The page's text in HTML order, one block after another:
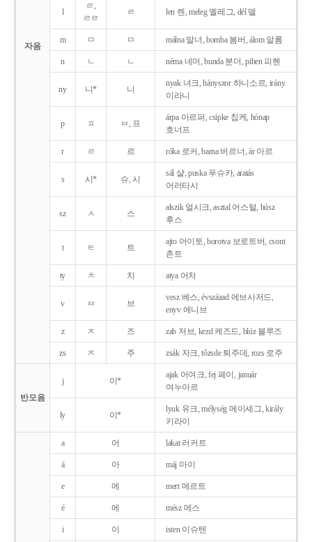
자음
l
ㄹ,
ㄹㄹ
ㄹ len 렌, meleg 멜레그, dél 델
m ㅁ ㅁ málna 말너, bomba 봄버, álom 알롬
n ㄴ ㄴ néma 네머, bunda 분더, pihen 피헨
ny 니* 니
nyak 녀크, hányszor 하니소르, irány
이라니
p ㅍ ㅂ, 프
árpa 아르퍼, csipke 칩케, hónap
호너프
r ㄹ 르 róka 로커, barna 버르너, ár 아르
s 시* 슈, 시
sál 샬, puska 푸슈카, aratás
어러타시
sz ㅅ 스
alszik 얼시크, asztal 어스털, húsz
후스
t ㅌ 트
ajto 어이토, borotva 보로트버, csont
촌트
ty ㅊ 치 atya 어처
v ㅂ 브
vesz 베스, évszázad 에브사저드,
enyv 에니브
z ㅈ 즈 zab 저브, kezd 케즈드, blúz 블루즈
zs ㅈ 주 zsák 자크, tőzsde 퇴주데, rozs 로주
반모음
j 이*
ajak 어여크, fej 페이, január
여누아르
ly 이*
lyuk 유크, mélység 메이셰그, király
키라이
a 어 lakat 러커트
á 아 máj 마이
e 에 mert 메르트
é 에 mész 메스
i 이 isten 이슈텐